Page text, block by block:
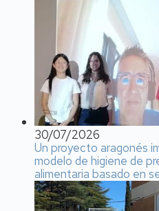
30/07/2026
Un proyecto aragonés
modelo de higiene de
alimentaria basado en